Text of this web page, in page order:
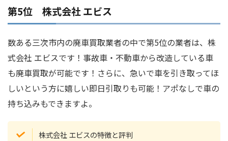
第5位 株式会社 エビス
数ある三次市内の廃車買取業者の中で第5位の業者は、株
式会社 エビスです！事故車・不動車から改造している車
も廃車買取が可能です！さらに、急いで車を引き取ってほ
しいという方に嬉しい即日引取りも可能！アポなしで車の
持ち込みもできますよ。
株式会社 エビスの特徴と評判